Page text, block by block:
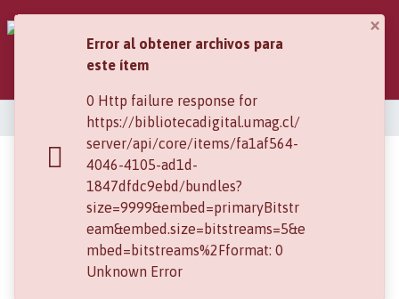
Comunidades
Toda la biblioteca
El territorio de Magallanes i
su colonización
×
Error al obtener archivos para
este ítem
0 Http failure response for
https://bibliotecadigital.umag.cl/
server/api/core/items/fa1af564-
4046-4105-ad1d-
1847dfdc9ebd/bundles?
size=9999&embed=primaryBitstr
eam&embed.size=bitstreams=5&e
mbed=bitstreams%2Fformat: 0
Unknown Error